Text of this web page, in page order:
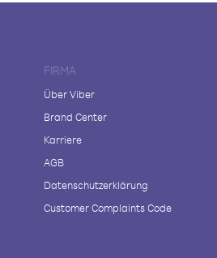
FIRMA
Über Viber
Brand Center
Karriere
AGB
Datenschutzerklärung
Customer Complaints Code